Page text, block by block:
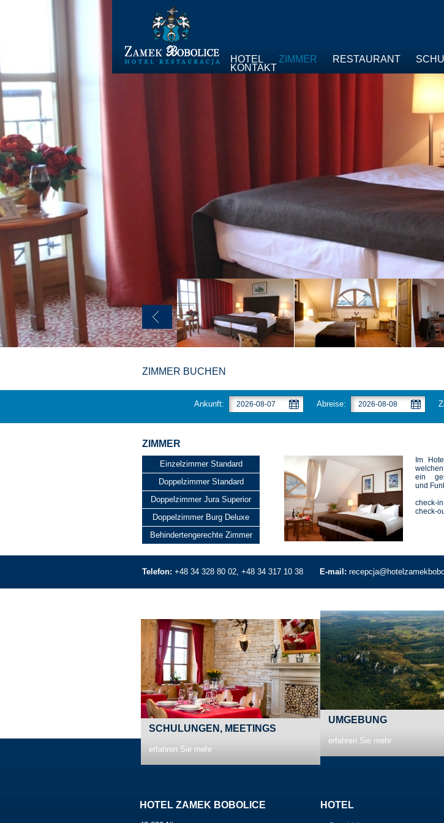
HOTEL ZIMMER RESTAURANT
KONTAKT
ZIMMER BUCHEN
Ankunft: Abreise:
ZIMMER
Einzelzimmer Standard
Doppelzimmer Standard
Doppelzimmer Jura Superior
Doppelzimmer Burg Deluxe
Behindertengerechte Zimmer
Im
ein
und
check-
check-
Telefon: +48 34 328 80 02, +48 34 317 10 38 E-mail:
SCHULUNGEN, MEETINGS
erfahren Sie mehr
UMGEBUNG
erfahren Sie mehr
HOTEL ZAMEK BOBOLICE HOTEL